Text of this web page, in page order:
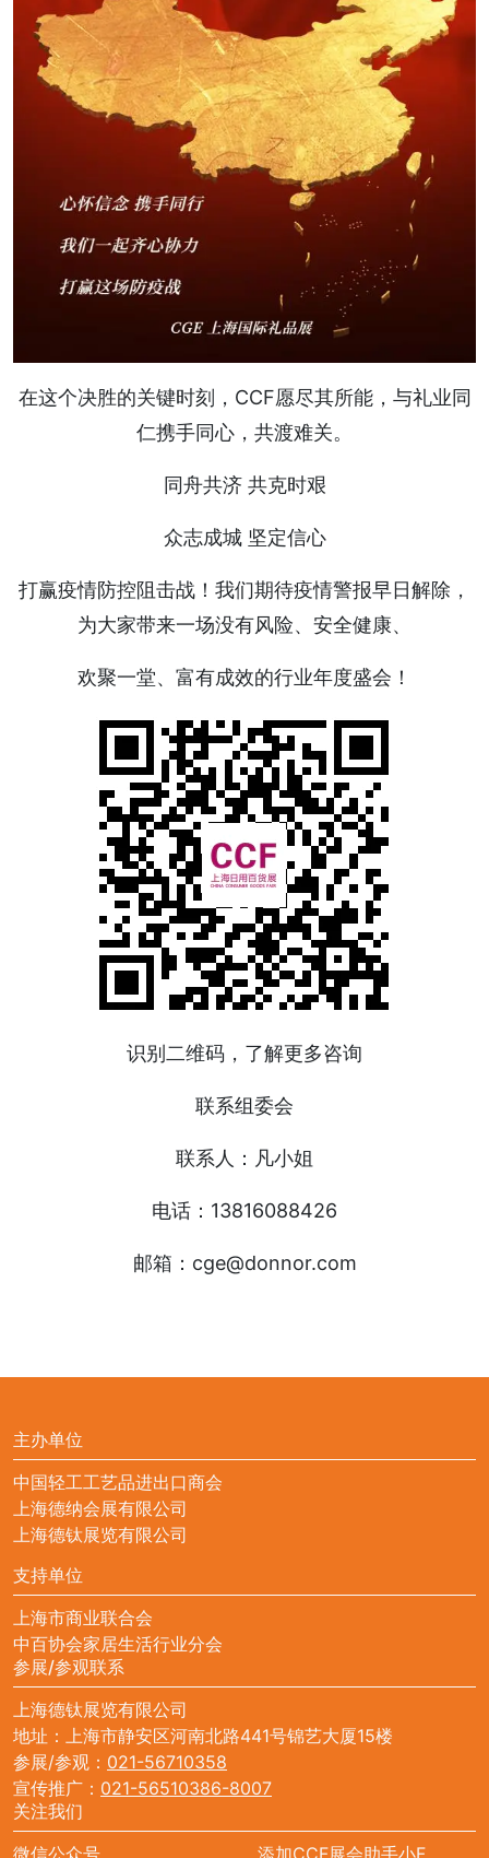
在这个决胜的关键时刻，CCF愿尽其所能，与礼业同
仁携手同心，共渡难关。
同舟共济 共克时艰
众志成城 坚定信心
打赢疫情防控阻击战！我们期待疫情警报早日解除，
为大家带来一场没有风险、安全健康、
欢聚一堂、富有成效的行业年度盛会！
识别二维码，了解更多咨询
联系组委会
联系人：凡小姐
电话：13816088426
邮箱：cge@donnor.com
主办单位
中国轻工工艺品进出口商会
上海德纳会展有限公司
上海德钛展览有限公司
支持单位
上海市商业联合会
中百协会家居生活行业分会
参展/参观联系
上海德钛展览有限公司
地址：上海市静安区河南北路441号锦艺大厦15楼
参展/参观： 021-56710358
宣传推广： 021-56510386-8007
关注我们
微信公众号
添加CCF展会助手小F